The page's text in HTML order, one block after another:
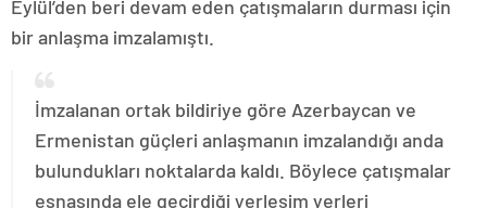
Eylül’den beri devam eden çatışmaların durması için
bir anlaşma imzalamıştı.
İmzalanan ortak bildiriye göre Azerbaycan ve
Ermenistan güçleri anlaşmanın imzalandığı anda
bulundukları noktalarda kaldı. Böylece çatışmalar
esnasında ele geçirdiği yerleşim yerleri